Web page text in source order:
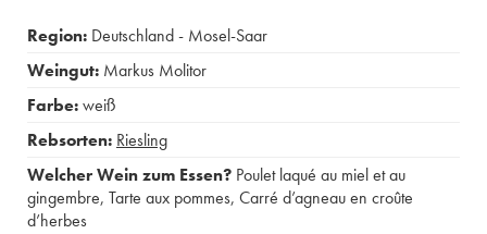
Region: Deutschland - Mosel-Saar
Weingut: Markus Molitor
Farbe:weiß
Rebsorten: Riesling
Welcher Wein zum Essen? Poulet laqué au miel et au
gingembre, Tarte aux pommes, Carré d’agneau en croûte
d’herbes